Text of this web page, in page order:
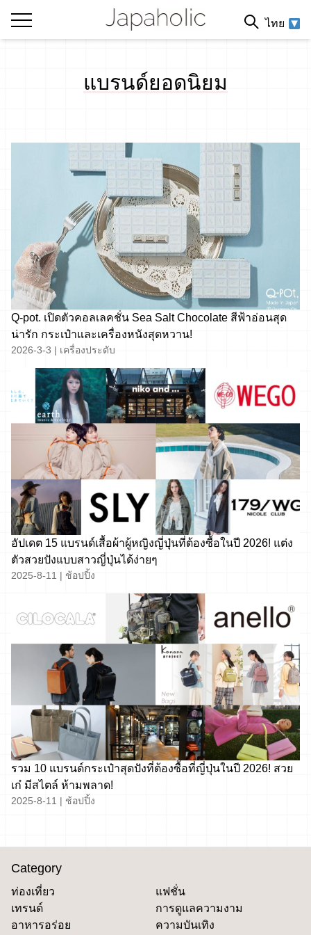
ไทย
แบรนด์ยอดนิยม
Q-pot. เปิดตัวคอลเลคชั่น Sea Salt Chocolate สีฟ้าอ่อนสุด
น่ารัก กระเป๋าและเครื่องหนังสุดหวาน!
2026-3-3 | เครื่องประดับ
อัปเดต 15 แบรนด์เสื้อผ้าผู้หญิงญี่ปุ่นที่ต้องซื้อในปี 2026! แต่ง
ตัวสวยปังแบบสาวญี่ปุ่นได้ง่ายๆ
2025-8-11 | ช้อปปิ้ง
รวม 10 แบรนด์กระเป๋าสุดปังที่ต้องซื้อที่ญี่ปุ่นในปี 2026! สวย
เก๋ มีสไตล์ ห้ามพลาด!
2025-8-11 | ช้อปปิ้ง
Category
ท่องเที่ยว
แฟชั่น
เทรนด์
การดูแลความงาม
อาหารอร่อย
ความบันเทิง